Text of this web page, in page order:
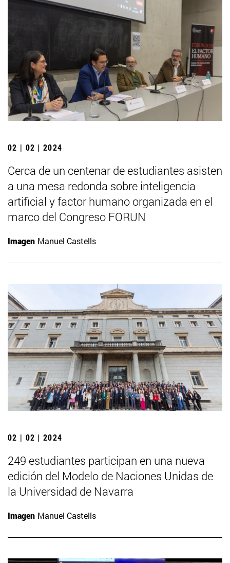
02 | 02 | 2024
Cerca de un centenar de estudiantes asisten
a una mesa redonda sobre inteligencia
artificial y factor humano organizada en el
marco del Congreso FORUN
Imagen Manuel Castells
02 | 02 | 2024
249 estudiantes participan en una nueva
edición del Modelo de Naciones Unidas de
la Universidad de Navarra
Imagen Manuel Castells